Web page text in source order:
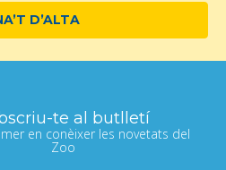
D’ALTA
te al butlletí
en conèixer les novetats del
Zoo